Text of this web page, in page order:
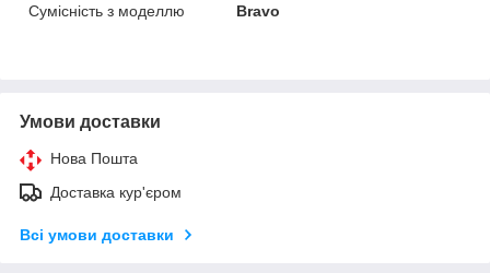
Сумісність з моделлю
Bravo
Умови доставки
Нова Пошта
Доставка кур'єром
Всі умови доставки